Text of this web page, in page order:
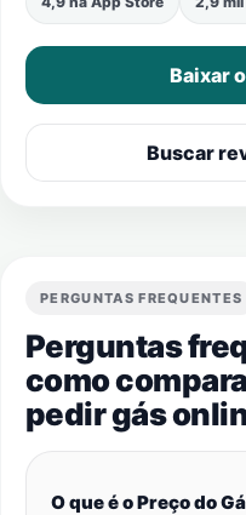
Baixar
Buscar
PERGUNTAS FREQUENTES
Perguntas
como
pedir gás
O que é o Preço do